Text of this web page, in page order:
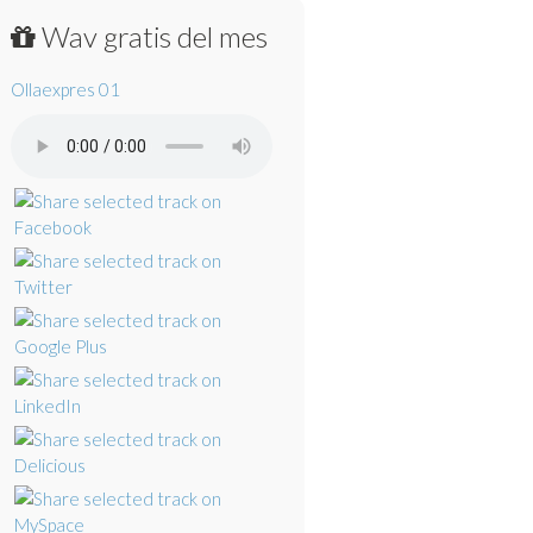
Wav gratis del mes
Ollaexpres 01